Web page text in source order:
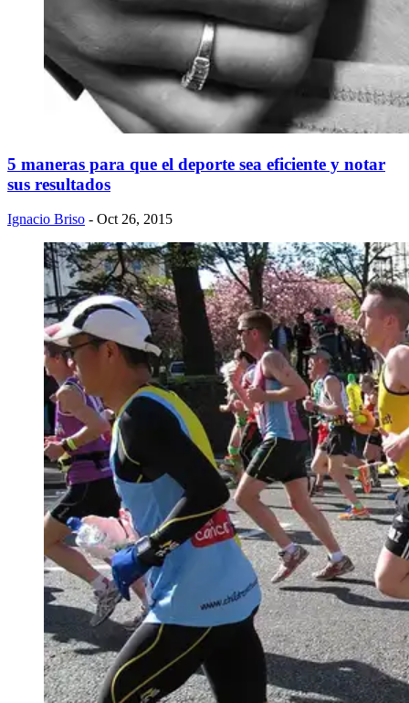
5 maneras para que el deporte sea eficiente y notar
sus resultados
Ignacio Briso - Oct 26, 2015